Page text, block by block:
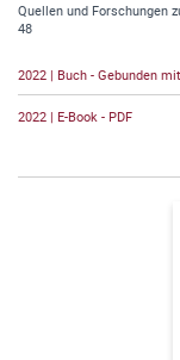
Quellen und Forschungen
48
2022 | Buch - Gebunden
2022 | E-Book - PDF